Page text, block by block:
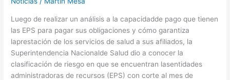
Luego de realizar un análisis a la capacidadde pago que tienen
las EPS para pagar sus obligaciones y cómo garantiza
laprestación de los servicios de salud a sus afiliados, la
Superintendencia Nacionalde Salud dio a conocer la
clasificación de riesgo en que se encuentran lasentidades
administradoras de recursos (EPS) con corte al mes de